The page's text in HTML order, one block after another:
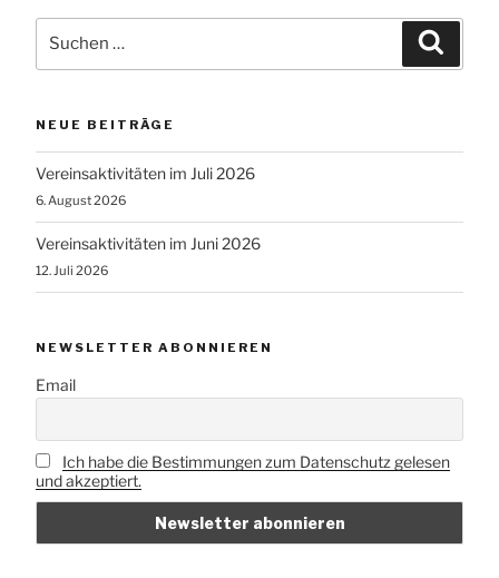
nach:
NEUE BEITRÄGE
Vereinsaktivitäten im Juli 2026
6. August 2026
Vereinsaktivitäten im Juni 2026
12. Juli 2026
NEWSLETTER ABONNIEREN
Email
Ich habe die Bestimmungen zum Datenschutz gelesen
und akzeptiert.